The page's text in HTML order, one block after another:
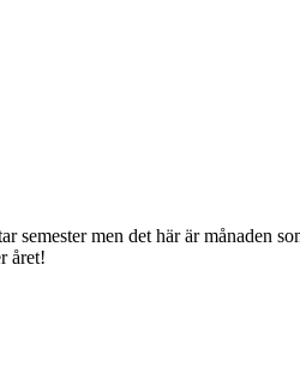
men det här är månaden
året!